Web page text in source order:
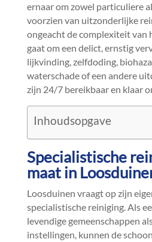
ernaar om zowel particuliere
voorzien van uitzonderlijke
ongeacht de complexiteit van
gaat om een delict, ernstig
lijkvinding, zelfdoding,
waterschade of een andere
zijn 24/7 bereikbaar en klaar
Inhoudsopgave
Specialistische
maat in
Loosduinen vraagt op zijn
specialistische reiniging.​ Als
levendige gemeenschappen
instellingen, kunnen de